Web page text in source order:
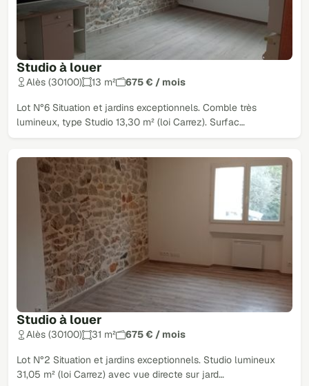
Studio à louer
Alès (30100) 13 m² 675 € / mois
Lot N°6 Situation et jardins exceptionnels. Comble très
lumineux, type Studio 13,30 m² (loi Carrez). Surfac…
Studio à louer
Alès (30100) 31 m² 675 € / mois
Lot N°2 Situation et jardins exceptionnels. Studio lumineux
31,05 m² (loi Carrez) avec vue directe sur jard…